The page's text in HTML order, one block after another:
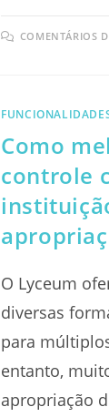
COMENTÁRIOS
Como
controle
O Lyceum
diversas
para
entanto,
apropriação